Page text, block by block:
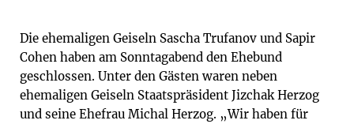
Die ehemaligen Geiseln Sascha Trufanov und Sapir
Cohen haben am Sonntagabend den Ehebund
geschlossen. Unter den Gästen waren neben
ehemaligen Geiseln Staatspräsident Jizchak Herzog
und seine Ehefrau Michal Herzog. „Wir haben für